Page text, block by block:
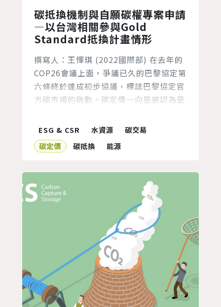
碳抵換機制與自願碳權專案申請
—以台灣相關參與Gold
Standard抵換計畫情形
撰寫人：王懌琪 (2022國際部) 在去年的
COP26會議上面，爭議已久的巴黎協定第
六條終於達成初步協議，標誌巴黎協定官
方碳市場的啟動。碳定價一向是被認為是
委員會三月底所公布的2050年淨零排放
的路徑報告書裡面，也針對碳定價特別提
出兩點 [1]。一是徵收碳費，目前報告書
量排放源類型、國家溫室氣體階段管制目
標分階段逐步推動實施，...
ESG & CSR 水資源
碳交易
碳定價
碳抵換 能源